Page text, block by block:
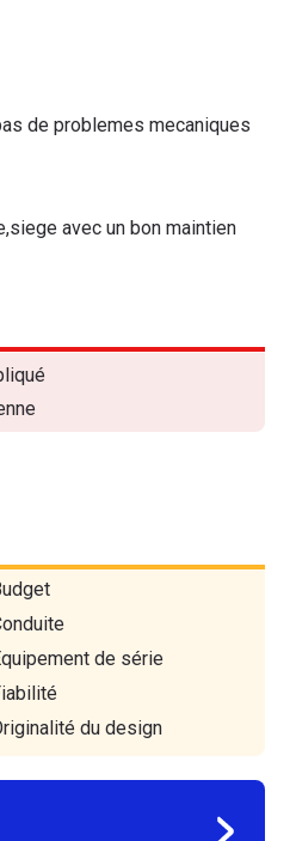
de problemes mecaniques
avec un bon maintien
de série
du design